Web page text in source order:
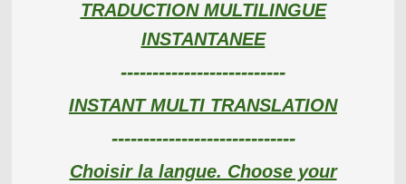
TRADUCTION MULTILINGUE
INSTANTANEE
--------------------------
INSTANT MULTI TRANSLATION
-----------------------------
Choisir la langue. Choose your